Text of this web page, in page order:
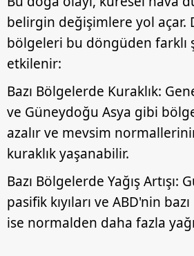
6698 sayılı Kişisel Verilerin
hazırlanmış Aydınlatma Metnimizi
ilgili mevzuata uygun olarak
almak için lütfen
belirgin değişimlere yol açar.
bölgeleri bu döngüden farklı
etkilenir:
Bazı Bölgelerde Kuraklık:
ve Güneydoğu Asya gibi
azalır ve mevsim
kuraklık yaşanabilir.
Bazı Bölgelerde Yağış Artışı:
pasifik kıyıları ve ABD'nin
ise normalden daha fazla